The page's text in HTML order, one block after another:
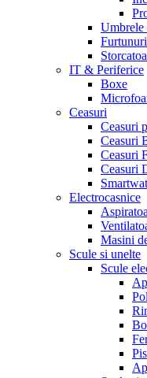
Umbrele
IT & Periferice
Boxe
Ceasuri
Ceasuri
Ceasuri
Ceasuri
Ceasuri
Electrocasnice
Masini
Scule si unelte
Scule